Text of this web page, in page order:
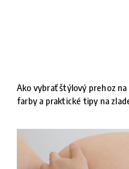
Ako vybrať štýlový prehoz na
farby a praktické tipy na